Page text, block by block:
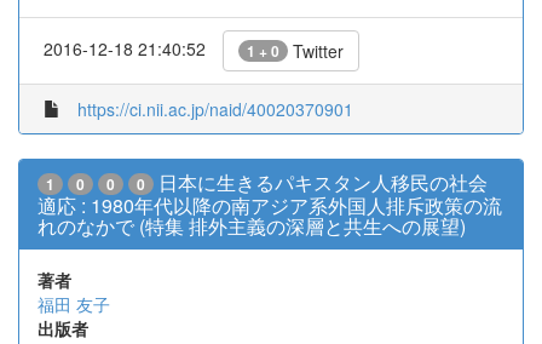
2016-12-18 21:40:52 1 + 0 Twitter
https://ci.nii.ac.jp/naid/40020370901
1 0 0 0
日本に生きるパキスタン人移民の社会
適応 : 1980年代以降の南アジア系外国人排斥政策の流
れのなかで (特集 排外主義の深層と共生への展望)
著者
福田 友子
出版者